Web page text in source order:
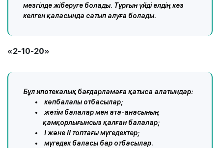
мезгілде жіберуге болады. Тұрғын үйді елдің кез
келген қаласында сатып алуға болады.
«2-10-20»
Бұл ипотекалық бағдарламаға қатыса алатындар:
көпбалалы отбасылар;
жетім балалар мен ата-анасының
қамқорлығынсыз қалған балалар;
I және II топтағы мүгедектер;
мүгедек баласы бар отбасылар.